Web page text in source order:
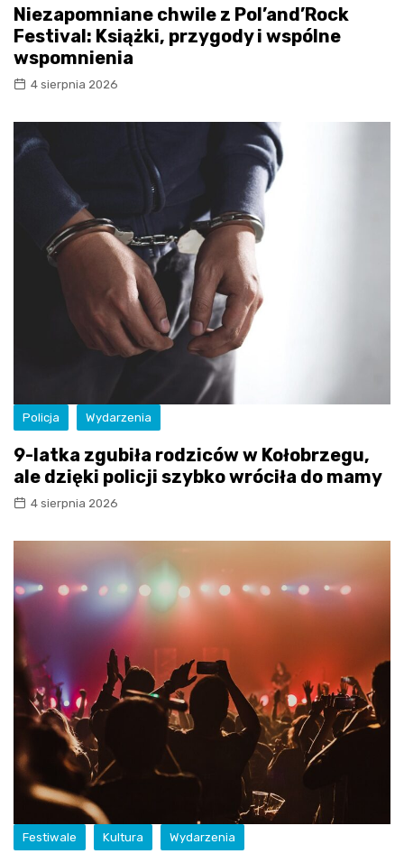
Niezapomniane chwile z Pol’and’Rock
Festival: Książki, przygody i wspólne
wspomnienia
4 sierpnia 2026
Policja Wydarzenia
9-latka zgubiła rodziców w Kołobrzegu,
ale dzięki policji szybko wróciła do mamy
4 sierpnia 2026
Festiwale Kultura Wydarzenia